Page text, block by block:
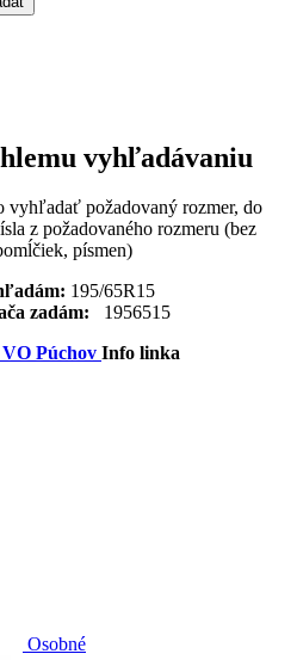
vyhľadávaniu
vyhľadať požadovaný rozmer, do
z požadovaného rozmeru (bez
písmen)
195/65R15
zadám: 1956515
VO Púchov Info linka
Osobné